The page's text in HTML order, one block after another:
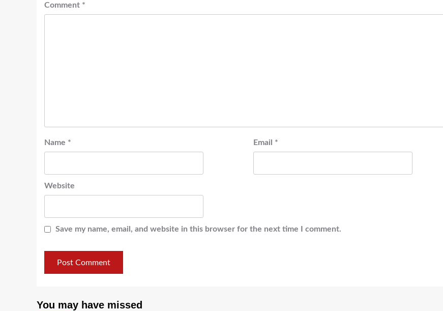
Comment *
Name * Email *
Website
Save my name, email, and website in this browser for the next time I comment.
You may have missed